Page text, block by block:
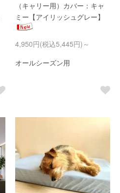
（キャリー用）カバー：キャ
ミー【アイリッシュグレー】
4,950円(税込5,445円)～
オールシーズン用